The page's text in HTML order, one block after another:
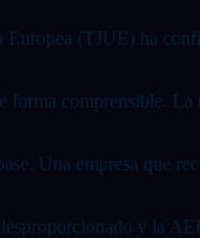
(TJUE) ha
comprensible.
Una empresa que
y la